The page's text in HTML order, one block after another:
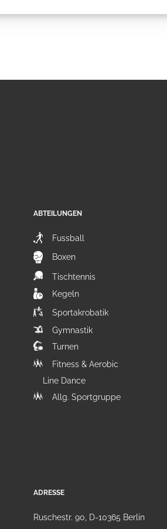
ABTEILUNGEN
Fussball
Boxen
Tischtennis
Kegeln
Sportakrobatik
Gymnastik
Turnen
Fitness & Aerobic
Line Dance
Allg. Sportgruppe
ADRESSE
Ruschestr. 90, D-10365 Berlin